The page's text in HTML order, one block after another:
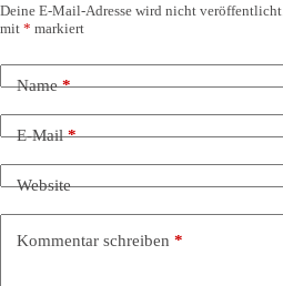
Deine E-Mail-Adresse wird nicht veröffentlicht.
mit * markiert
Name*
E-Mail*
Website
Kommentar schreiben *